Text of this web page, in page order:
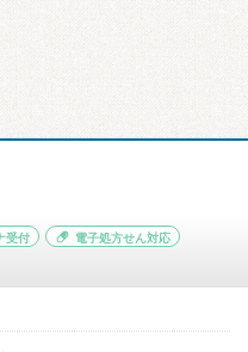
受付 電子処方せん対応